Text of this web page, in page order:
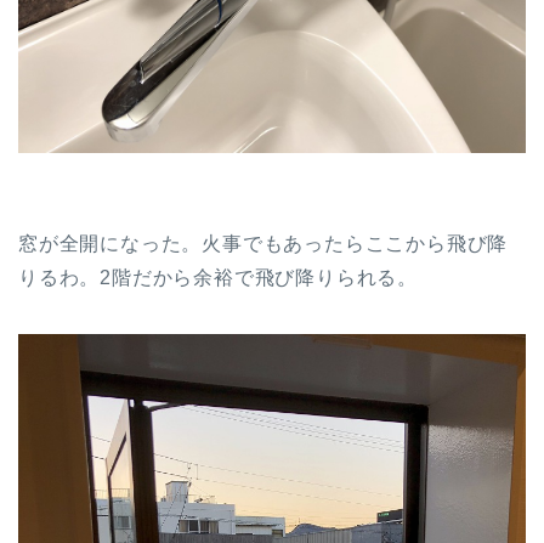
窓が全開になった。火事でもあったらここから飛び降
りるわ。2階だから余裕で飛び降りられる。